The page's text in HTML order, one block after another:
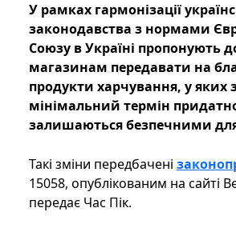
У рамках гармонізації
законодавства з нормами
Союзу в Україні пропонують
магазинам передавати на
продукти харчування, у яких
мінімальний термін
залишаються безпечними
Такі зміни передбачені
15058, опублікованим на сайті
передає Час Пік.